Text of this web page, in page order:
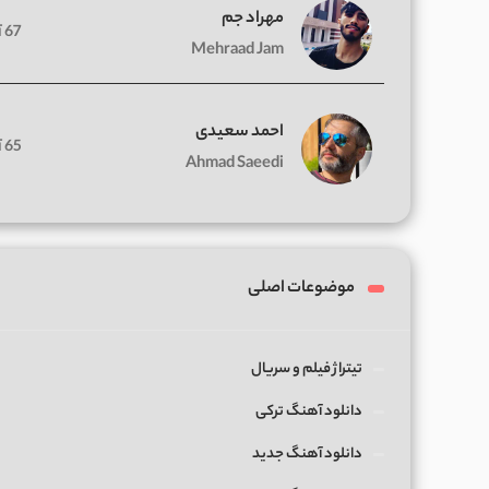
مهراد جم
Mehraad Jam
67 آهنگ
احمد سعیدی
Ahmad Saeedi
65 آهنگ
موضوعات اصلی
تیتراژ فیلم و سریال
دانلود آهنگ ترکی
دانلود آهنگ جدید